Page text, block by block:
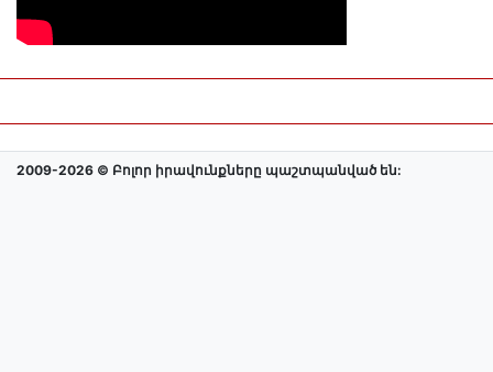
2009-2026 © Բոլոր իրավունքները պաշտպանված են: